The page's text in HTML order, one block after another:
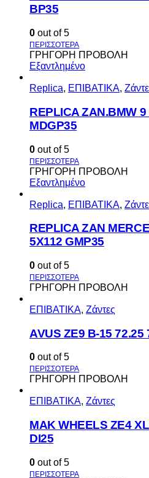
BP35
0 out of 5
ΓΡΗΓΟΡΗ ΠΡΟΒΟΛΗ
Εξαντλημένο
Replica, ΕΠΙΒΑΤΙΚΑ,
REPLICA ZAN.BMW
MDGP35
0 out of 5
ΓΡΗΓΟΡΗ ΠΡΟΒΟΛΗ
Εξαντλημένο
Replica, ΕΠΙΒΑΤΙΚΑ,
REPLICA ZAN
5X112 GMP35
0 out of 5
ΓΡΗΓΟΡΗ ΠΡΟΒΟΛΗ
ΕΠΙΒΑΤΙΚΑ, Ζάντες
AVUS ΖΕ9 Β-15 72.25
0 out of 5
ΓΡΗΓΟΡΗ ΠΡΟΒΟΛΗ
ΕΠΙΒΑΤΙΚΑ, Ζάντες
MAK WHEELS ΖΕ4
DI25
0 out of 5